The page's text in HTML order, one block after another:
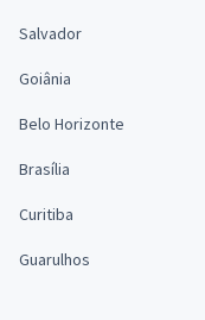
Salvador
Goiânia
Belo Horizonte
Brasília
Curitiba
Guarulhos